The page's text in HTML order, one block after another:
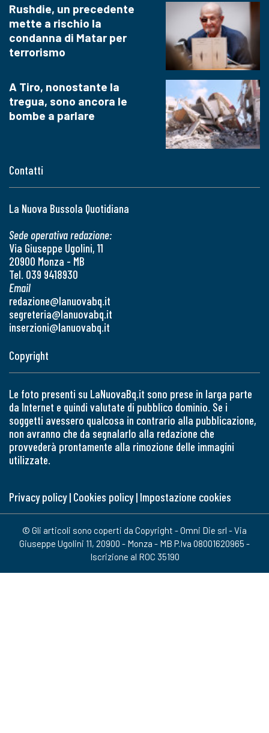
Contatti
La Nuova Bussola Quotidiana
Sede operativa redazione:
Via Giuseppe Ugolini, 11
20900 Monza - MB
Tel. 039 9418930
Email
redazione@lanuovabq.it
segreteria@lanuovabq.it
inserzioni@lanuovabq.it
Rushdie, un precedente
mette a rischio la
condanna di Matar per
terrorismo
A Tiro, nonostante la
tregua, sono ancora le
bombe a parlare
Copyright
Le foto presenti su LaNuovaBq.it sono prese in larga parte
da Internet e quindi valutate di pubblico dominio. Se i
soggetti avessero qualcosa in contrario alla pubblicazione,
non avranno che da segnalarlo alla redazione che
provvederà prontamente alla rimozione delle immagini
utilizzate.
Privacy policy| Cookies policy| Impostazione cookies
© Gli articoli sono coperti da Copyright - Omni Die srl - Via
Giuseppe Ugolini 11, 20900 - Monza - MB P.Iva 08001620965 -
Iscrizione al ROC 35190